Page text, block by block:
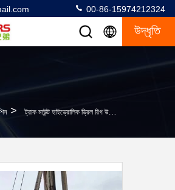
00-86-15974212324
উদ্ধৃতি
> ট্রাক মাউন্ট হাইড্রোলিক ড্রিল রিগ উচ্চ শক্তি সঙ্গে ডিজেল ইঞ্জিন